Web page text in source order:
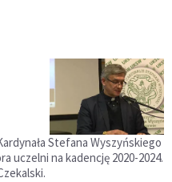
Stefana Wyszyńskiego
uczelni na kadencję 2020-2024.